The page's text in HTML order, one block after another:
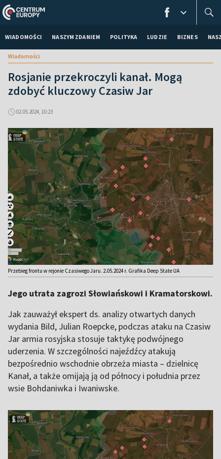
WIADOMOŚCI NASZYM ZDANIEM POLITYKA LUDZIE BIZNES
Wiadomości
Rosjanie przekroczyli kanał. Mogą
zdobyć kluczowy Czasiw Jar
02.05.2024, 10:23
Przebieg frontu w rejonie Czasiwego Jaru. 2.05.2024 r. Grafika Deep State UA
Jego utrata zagrozi Słowiańskowi i Kramatorskowi.
Jak zauważył ekspert ds. analizy otwartych danych
wydania Bild, Julian Roepcke, podczas ataku na Czasiw
Jar armia rosyjska stosuje taktykę podwójnego
uderzenia. W szczególności najeźdźcy atakują
bezpośrednio wschodnie obrzeża miasta – dzielnicę
Kanał, a także omijają ją od północy i południa przez
wsie Bohdaniwka i Iwaniwske.